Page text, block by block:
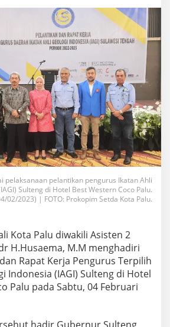
pelaksanaan pelantikan pengurus Ikatan Ahli
Sulteng di Hotel Best Western Coco Palu.
02/2023) | FOTO: Prokopim Setda Kota Palu.
Kota Palu diwakili Asisten 2
H.Husaema, M.M menghadiri
Rapat Kerja Pengurus Terpilih
Indonesia (IAGI) Sulteng di Hotel
Palu pada Sabtu, 04 Februari